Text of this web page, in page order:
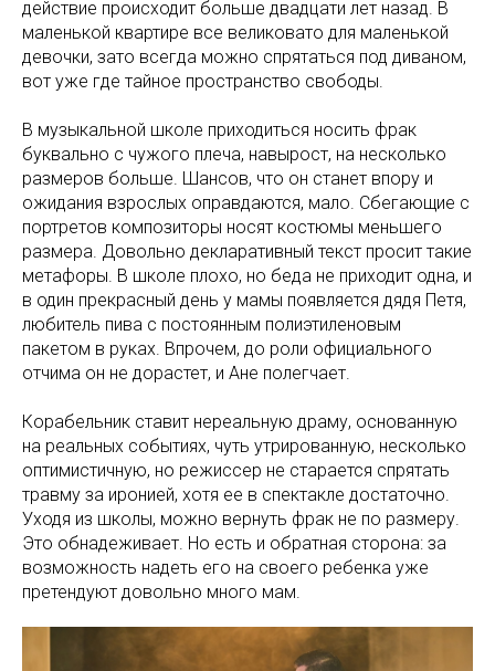
действие происходит больше двадцати лет назад. В
маленькой квартире все великовато для маленькой
девочки, зато всегда можно спрятаться под диваном,
вот уже где тайное пространство свободы.
В музыкальной школе приходиться носить фрак
буквально с чужого плеча, навырост, на несколько
размеров больше. Шансов, что он станет впору и
ожидания взрослых оправдаются, мало. Сбегающие с
портретов композиторы носят костюмы меньшего
размера. Довольно декларативный текст просит такие
метафоры. В школе плохо, но беда не приходит одна, и
в один прекрасный день у мамы появляется дядя Петя,
любитель пива с постоянным полиэтиленовым
пакетом в руках. Впрочем, до роли официального
отчима он не дорастет, и Ане полегчает.
Корабельник ставит нереальную драму, основанную
на реальных событиях, чуть утрированную, несколько
оптимистичную, но режиссер не старается спрятать
травму за иронией, хотя ее в спектакле достаточно.
Уходя из школы, можно вернуть фрак не по размеру.
Это обнадеживает. Но есть и обратная сторона: за
возможность надеть его на своего ребенка уже
претендуют довольно много мам.